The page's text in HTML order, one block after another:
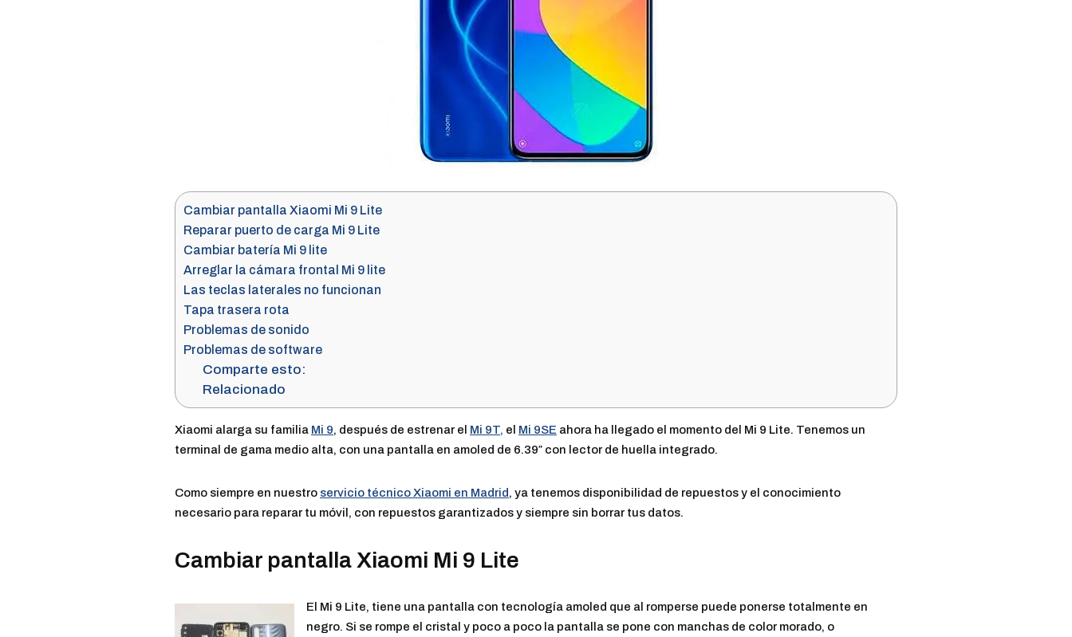
Cambiar pantalla Xiaomi Mi 9 Lite
Reparar puerto de carga Mi 9 Lite
Cambiar batería Mi 9 lite
Arreglar la cámara frontal Mi 9 lite
Las teclas laterales no funcionan
Tapa trasera rota
Problemas de sonido
Problemas de software
Comparte esto:
Relacionado
Xiaomi alarga su familia Mi 9, después de estrenar el Mi 9T, el Mi 9SE ahora ha llegado el momento del Mi 9 Lite. Tenemos un
terminal de gama medio alta, con una pantalla en amoled de 6.39″ con lector de huella integrado.
Como siempre en nuestro servicio técnico Xiaomi en Madrid, ya tenemos disponibilidad de repuestos y el conocimiento
necesario para reparar tu móvil, con repuestos garantizados y siempre sin borrar tus datos.
Cambiar pantalla Xiaomi Mi 9 Lite
El Mi 9 Lite, tiene una pantalla con tecnología amoled que al romperse puede ponerse totalmente en
negro. Si se rompe el cristal y poco a poco la pantalla se pone con manchas de color morado, o